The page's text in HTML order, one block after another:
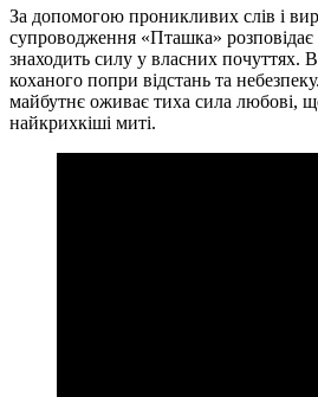
За допомогою проникливих слів і
супроводження «Пташка» розповідає
знаходить силу у власних почуттях.
коханого попри відстань та
майбутнє оживає тиха сила любові,
найкрихкіші миті.